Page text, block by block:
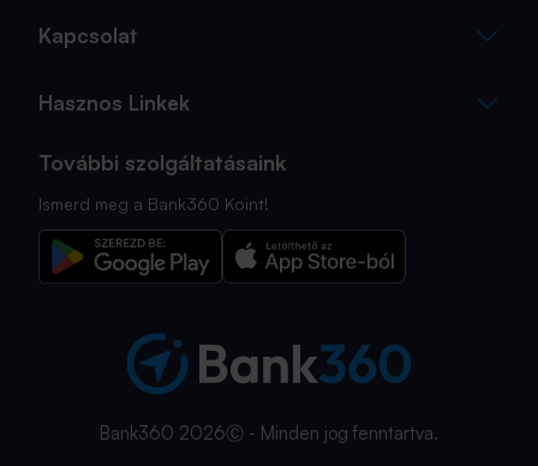
Kapcsolat
Hasznos Linkek
További szolgáltatásaink
Ismerd meg a Bank360 Koint!
Bank360 2026Ⓒ - Minden jog fenntartva.